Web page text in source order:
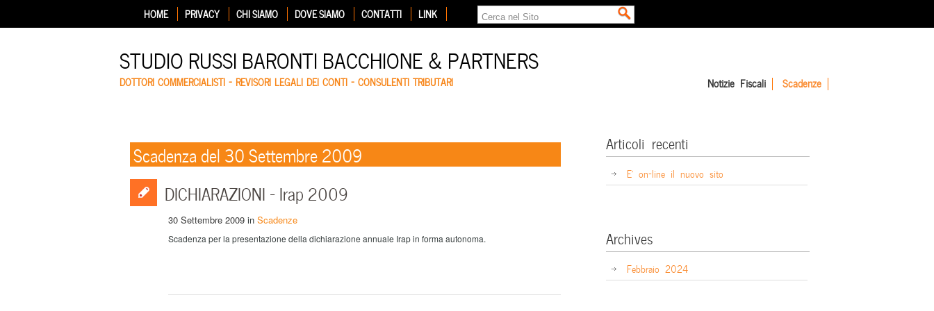
HOME PRIVACY CHI SIAMO DOVE SIAMO CONTATTI LINK
STUDIO RUSSI BARONTI BACCHIONE & PARTNERS
DOTTORI COMMERCIALISTI – REVISORI LEGALI DEI CONTI – CONSULENTI TRIBUTARI Notizie Fiscali Scadenze
Scadenza del 30 Settembre 2009
DICHIARAZIONI – Irap 2009
30 Settembre 2009 in Scadenze
Scadenza per la presentazione della dichiarazione annuale Irap in forma autonoma.
Articoli recenti
E’ on-line il nuovo sito
Archives
Febbraio 2024